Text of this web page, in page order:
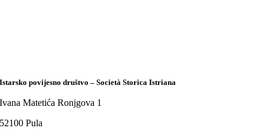
Istarsko povijesno društvo – Società Storica Istriana
Ivana Matetića Ronjgova 1
52100 Pula